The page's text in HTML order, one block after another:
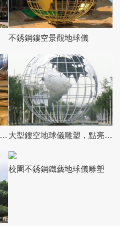
不銹鋼鏤空景觀地球儀
大型不銹鋼鏤空校園廣場地球儀 大型鏤空地球儀雕塑，點亮城市景觀
校園不銹鋼鐵藝地球儀雕塑